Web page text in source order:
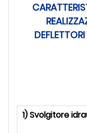
1) Svolgitore